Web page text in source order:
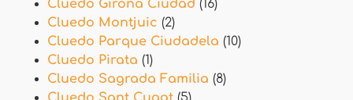
Cluedo Girona Ciudad (16)
Cluedo Montjuic (2)
Cluedo Parque Ciudadela (10)
Cluedo Pirata (1)
Cluedo Sagrada Familia (8)